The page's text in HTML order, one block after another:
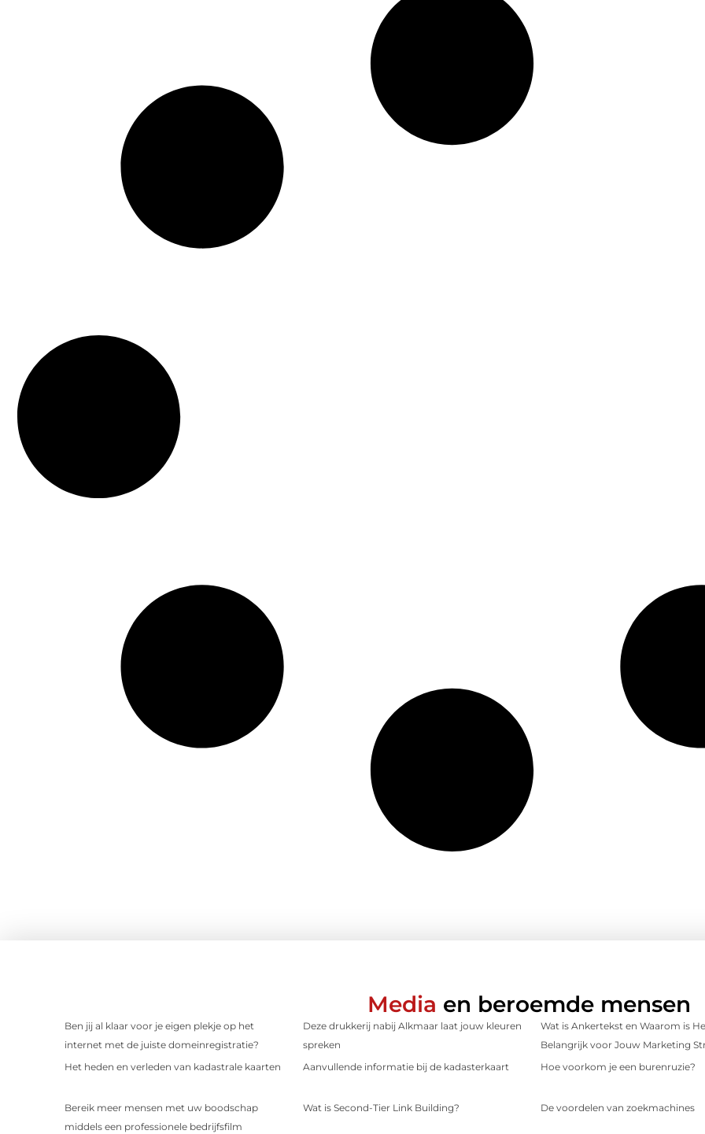
Media en beroemde mensen
Ben jij al klaar voor je eigen plekje op het
internet met de juiste domeinregistratie?
Deze drukkerij nabij Alkmaar laat jouw kleuren
spreken
Wat is Ankertekst en Waarom is
Belangrijk voor Jouw Marketing
Het heden en verleden van kadastrale kaarten Aanvullende informatie bij de kadasterkaart Hoe voorkom je een burenruzie?
Bereik meer mensen met uw boodschap
middels een professionele bedrijfsfilm
Wat is Second-Tier Link Building? De voordelen van zoekmachines